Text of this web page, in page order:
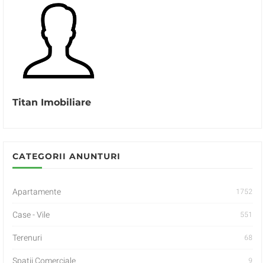
Titan Imobiliare
CATEGORII ANUNTURI
Apartamente 1752
Case - Vile 551
Terenuri 68
Spatii Comerciale 9